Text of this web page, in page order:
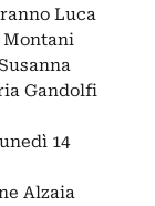
Luca
Montani
Gandolfi
14
Alzaia